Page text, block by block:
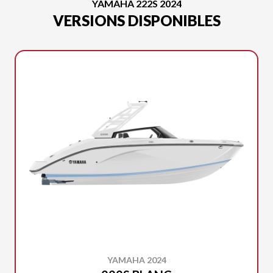
YAMAHA 222S 2024
VERSIONS DISPONIBLES
YAMAHA 2024